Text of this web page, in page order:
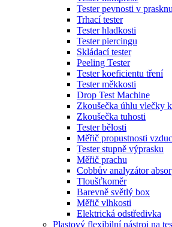
Tester pevnosti v
Trhací tester
Tester hladkosti
Tester piercingu
Skládací tester
Peeling Tester
Tester koeficientu tření
Tester měkkosti
Drop Test Machine
Zkoušečka úhlu vlečky
Zkoušečka tuhosti
Tester bělosti
Měřič propustnosti
Tester stupně výprasku
Měřič prachu
Cobbův analyzátor
Tloušťkoměr
Barevně světlý box
Měřič vlhkosti
Elektrická odstředivka
Plastový flexibilní nástroj na